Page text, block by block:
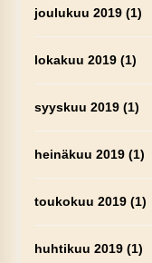
joulukuu 2019(1)
lokakuu 2019(1)
syyskuu 2019(1)
heinäkuu 2019(1)
toukokuu 2019(1)
huhtikuu 2019(1)